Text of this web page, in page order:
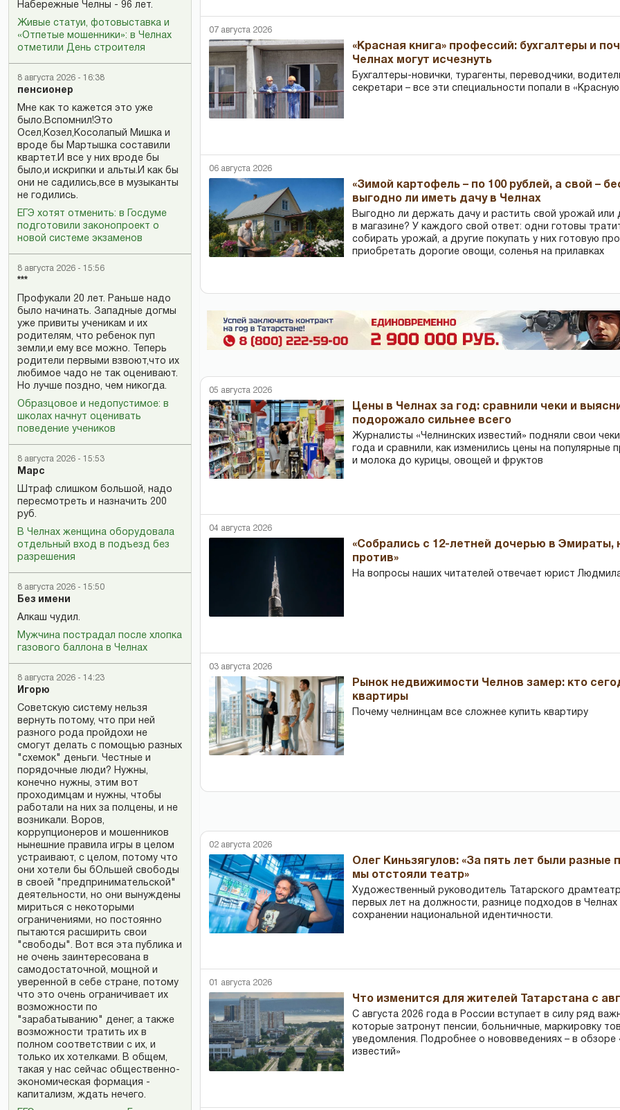
Набережные Челны - 96 лет.
Живые статуи, фотовыставка и
«Отпетые мошенники»: в Челнах
отметили День строителя
8 августа 2026 - 16:38
пенсионер
Мне как то кажется это уже
было.Вспомнил!Это
Осел,Козел,Косолапый Мишка и
вроде бы Мартышка составили
квартет.И все у них вроде бы
было,и искрипки и альты.И как бы
они не садились,все в музыканты
не годились.
ЕГЭ хотят отменить: в Госдуме
подготовили законопроект о
новой системе экзаменов
8 августа 2026 - 15:56
***
Профукали 20 лет. Раньше надо
было начинать. Западные догмы
уже привиты ученикам и их
родителям, что ребенок пуп
земли,и ему все можно. Теперь
родители первыми взвоют,что их
любимое чадо не так оценивают.
Но лучше поздно, чем никогда.
Образцовое и недопустимое: в
школах начнут оценивать
поведение учеников
8 августа 2026 - 15:53
Марс
Штраф слишком большой, надо
пересмотреть и назначить 200
руб.
В Челнах женщина оборудовала
отдельный вход в подъезд без
разрешения
8 августа 2026 - 15:50
Без имени
Алкаш чудил.
Мужчина пострадал после хлопка
газового баллона в Челнах
8 августа 2026 - 14:23
Игорю
Советскую систему нельзя
вернуть потому, что при ней
разного рода пройдохи не
смогут делать с помощью разных
"схемок" деньги. Честные и
порядочные люди? Нужны,
конечно нужны, этим вот
проходимцам и нужны, чтобы
работали на них за полцены, и не
возникали. Воров,
коррупционеров и мошенников
нынешние правила игры в целом
устраивают, с целом, потому что
они хотели бы бОльшей свободы
в своей "предпринимательской"
деятельности, но они вынуждены
мириться с некоторыми
ограничениями, но постоянно
пытаются расширить свои
"свободы". Вот вся эта публика и
не очень заинтересована в
самодостаточной, мощной и
уверенной в себе стране, потому
что это очень ограничивает их
возможности по
"зарабатыванию" денег, а также
возможности тратить их в
полном соответствии с их, и
только их хотелками. В общем,
такая у нас сейчас общественно-
экономическая формация -
капитализм, ждать нечего.
07 августа 2026
«Красная книга» профессий: бухгалтеры и
Челнах могут исчезнуть
Бухгалтеры-новички, тур­агенты, переводчики,
секретари – все эти специальности попали в
06 августа 2026
«Зимой картофель – по 100 рублей, а свой –
выгодно ли иметь дачу в Челнах
Выгодно ли держать дачу и растить свой урожай или
в магазине? У каждого свой ответ: одни готовы
собирать урожай, а другие покупать у них готовую
приобретать дорогие овощи, соленья на прилавках
05 августа 2026
Цены в Челнах за год: сравнили чеки и
подорожало сильнее всего
Журналисты «Челнинских известий» подняли свои
года и сравнили, как изменились цены на популярные
и молока до курицы, овощей и фруктов
04 августа 2026
«Собрались с 12-летней дочерью в
против»
На вопросы наших читателей отвечает юрист
03 августа 2026
Рынок недвижимости Челнов замер: кто
квартиры
Почему челнинцам все сложнее купить квартиру
02 августа 2026
Олег Киньзягулов: «За пять лет были разные
мы отстояли театр»
Художественный руководитель Татарского
первых лет на должности, разнице подходов в Челнах
сохранении национальной идентичности.
01 августа 2026
Что изменится для жителей Татарстана с
С августа 2026 года в России вступает в силу ряд
которые затронут пенсии, больничные, маркировку
уведомления. Подробнее о нововведениях – в обзоре
известий»